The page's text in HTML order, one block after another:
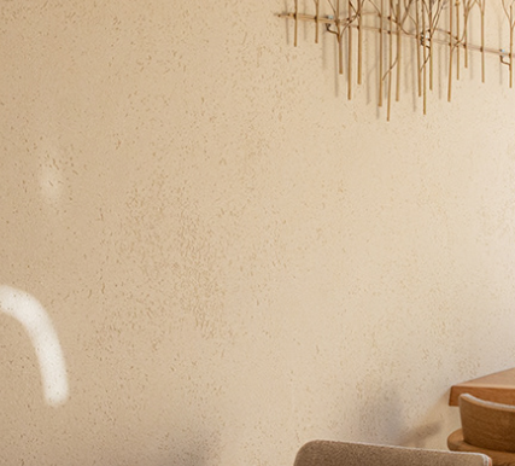
- 休業中